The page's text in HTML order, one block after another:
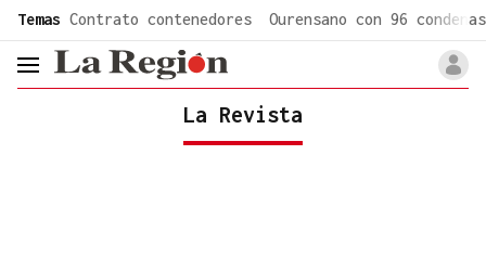
Temas Contrato contenedores Ourensano con 96 condenas
header.menu.open
La Revista